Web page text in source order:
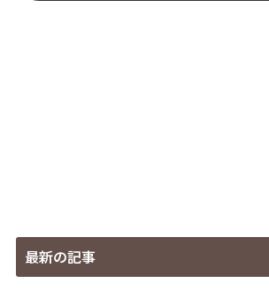
最新の記事